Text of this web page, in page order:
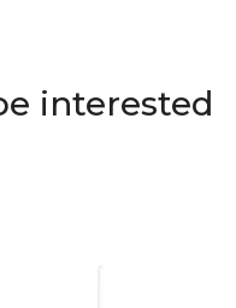
interested